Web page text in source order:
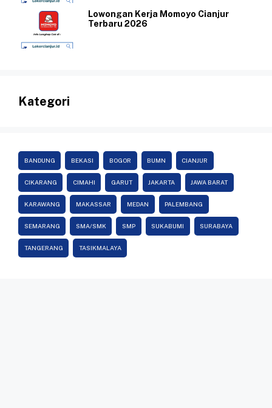
Lowongan Kerja Momoyo Cianjur
Terbaru 2026
Kategori
BANDUNG BEKASI BOGOR BUMN CIANJUR
CIKARANG CIMAHI GARUT JAKARTA JAWA BARAT
KARAWANG MAKASSAR MEDAN PALEMBANG
SEMARANG SMA/SMK SMP SUKABUMI SURABAYA
TANGERANG TASIKMALAYA